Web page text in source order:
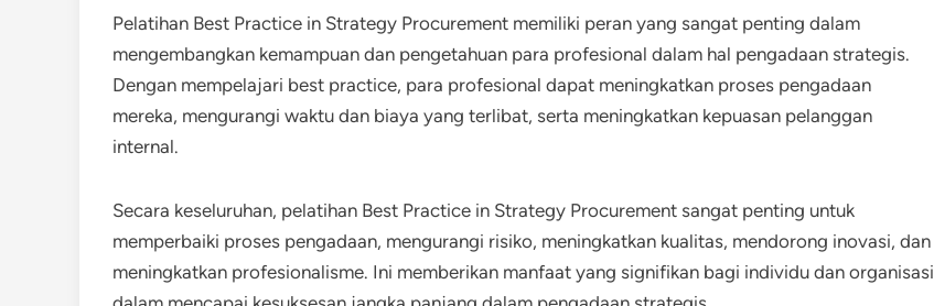
Pelatihan Best Practice in Strategy Procurement memiliki peran yang sangat penting dalam
mengembangkan kemampuan dan pengetahuan para profesional dalam hal pengadaan strategis.
Dengan mempelajari best practice, para profesional dapat meningkatkan proses pengadaan
mereka, mengurangi waktu dan biaya yang terlibat, serta meningkatkan kepuasan pelanggan
internal.
Secara keseluruhan, pelatihan Best Practice in Strategy Procurement sangat penting untuk
memperbaiki proses pengadaan, mengurangi risiko, meningkatkan kualitas, mendorong inovasi, dan
meningkatkan profesionalisme. Ini memberikan manfaat yang signifikan bagi individu dan organisasi